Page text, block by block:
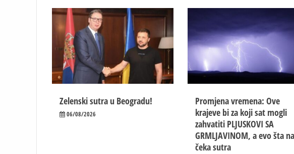
Zelenski sutra u Beogradu!
06/08/2026
Promjena vremena: Ove
krajeve bi za koji sat mogli
zahvatiti PLJUSKOVI SA
GRMLJAVINOM, a evo šta
čeka sutra